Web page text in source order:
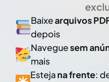
Baixearquivos
depois
Naveguesem
mais
Esteja na frente: